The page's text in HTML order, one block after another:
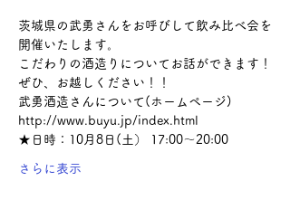
茨城県の武勇さんをお呼びして飲み比べ会を
開催いたします。
こだわりの酒造りについてお話ができます！
ぜひ、お越しください！！
武勇酒造さんについて(ホームページ)
http://www.buyu.jp/index.html
★日時：10月8日(土） 17:00～20:00
さらに表示